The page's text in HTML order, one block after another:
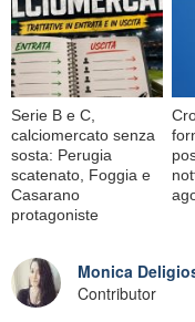
Serie B e C,
calciomercato senza
sosta: Perugia
scatenato, Foggia e
Casarano
protagoniste
Monica
Contributor